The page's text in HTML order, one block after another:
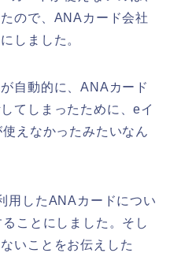
ので、ANAカード会社
しました。
自動的に、ANAカード
てしまったために、eイ
えなかったみたいなん
用したANAカードについ
ことにしました。そし
いことをお伝えした